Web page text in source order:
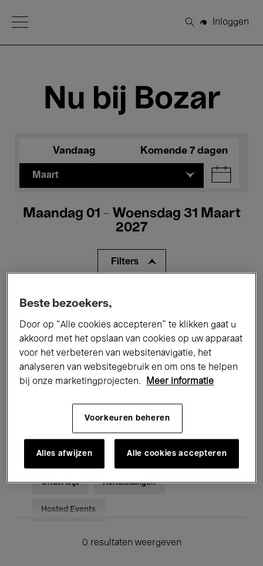
Open Menu
Zoeken
Inloggen
Nu bij Bozar
Vandaag Komende 7 dagen
Maart
Maandag 01 - Woensdag 31 Maart
2027
Filters
Alle evenementen
Tentoonstellingen Films
Performances Lezingen & Debatten
Jazz Klassieke Muziek Global Music
Voor iedereen Kids’ Palace
Onderwijs Rondleidingen
Hosted Events
0 resultaten weergeven
Beste bezoekers,
Door op “Alle cookies accepteren” te klikken gaat u
akkoord met het opslaan van cookies op uw apparaat
voor het verbeteren van websitenavigatie, het
analyseren van websitegebruik en om ons te helpen
bij onze marketingprojecten.
Meer informatie
Voorkeuren beheren
Alles afwijzen Alle cookies accepteren